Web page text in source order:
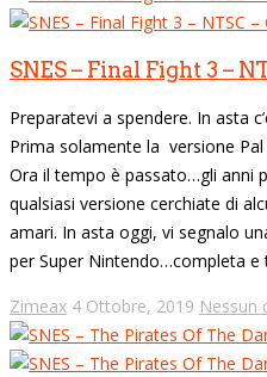
SNES – Final Fight 3 –
Preparatevi a spendere. In asta
Prima solamente la versione
Ora il tempo è passato…gli anni
qualsiasi versione cerchiate di
amari. In asta oggi, vi segnalo
per Super Nintendo…completa e
Zimeax 4 Ottobre, 2019 Nessun